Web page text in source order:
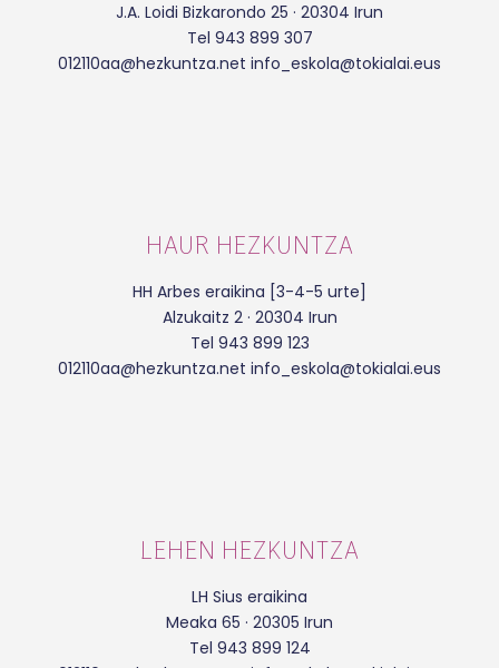
J.A. Loidi Bizkarondo 25 · 20304 Irun
Tel 943 899 307
012110aa@hezkuntza.net info_eskola@tokialai.eus
HAUR HEZKUNTZA
HH Arbes eraikina [3-4-5 urte]
Alzukaitz 2 · 20304 Irun
Tel 943 899 123
012110aa@hezkuntza.net info_eskola@tokialai.eus
LEHEN HEZKUNTZA
LH Sius eraikina
Meaka 65 · 20305 Irun
Tel 943 899 124